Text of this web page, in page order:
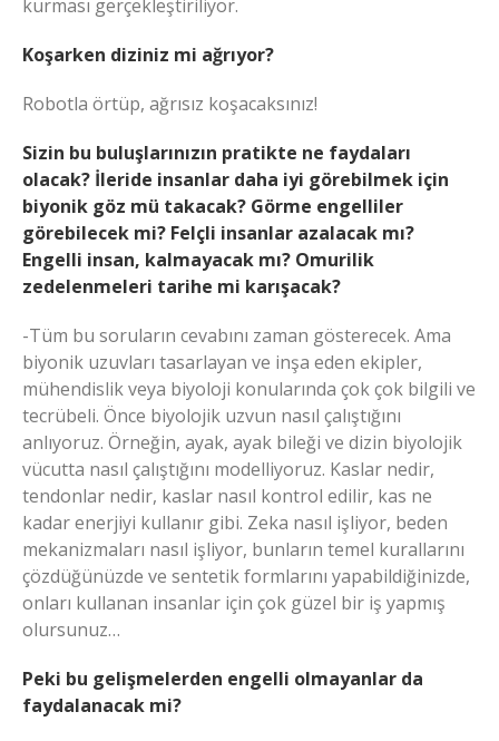
kurması gerçekleştiriliyor.
Koşarken diziniz mi ağrıyor?
Robotla örtüp, ağrısız koşacaksınız!
Sizin bu buluşlarınızın pratikte ne faydaları
olacak? İleride insanlar daha iyi görebilmek için
biyonik göz mü takacak? Görme engelliler
görebilecek mi? Felçli insanlar azalacak mı?
Engelli insan, kalmayacak mı? Omurilik
zedelenmeleri tarihe mi karışacak?
-Tüm bu soruların cevabını zaman gösterecek. Ama
biyonik uzuvları tasarlayan ve inşa eden ekipler,
mühendislik veya biyoloji konularında çok çok bilgili ve
tecrübeli. Önce biyolojik uzvun nasıl çalıştığını
anlıyoruz. Örneğin, ayak, ayak bileği ve dizin biyolojik
vücutta nasıl çalıştığını modelliyoruz. Kaslar nedir,
tendonlar nedir, kaslar nasıl kontrol edilir, kas ne
kadar enerjiyi kullanır gibi. Zeka nasıl işliyor, beden
mekanizmaları nasıl işliyor, bunların temel kurallarını
çözdüğünüzde ve sentetik formlarını yapabildiğinizde,
onları kullanan insanlar için çok güzel bir iş yapmış
olursunuz…
Peki bu gelişmelerden engelli olmayanlar da
faydalanacak mi?